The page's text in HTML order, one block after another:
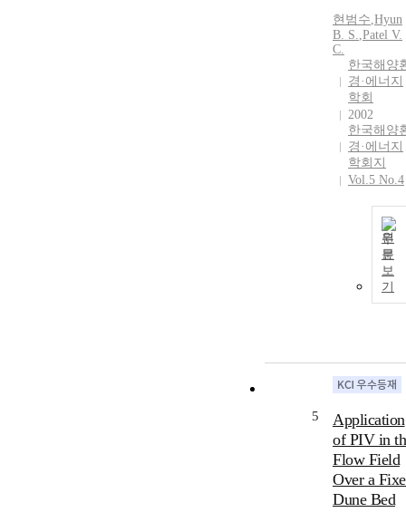
현범수,Hyun
B. S.,Patel V.
C.
한국해양
경·에너지
학회
2002
한국해양
경·에너지
학회지
Vol.5 No.4
원
문
보
기
5
Application
of PIV in
Flow Field
Over a
Dune Bed